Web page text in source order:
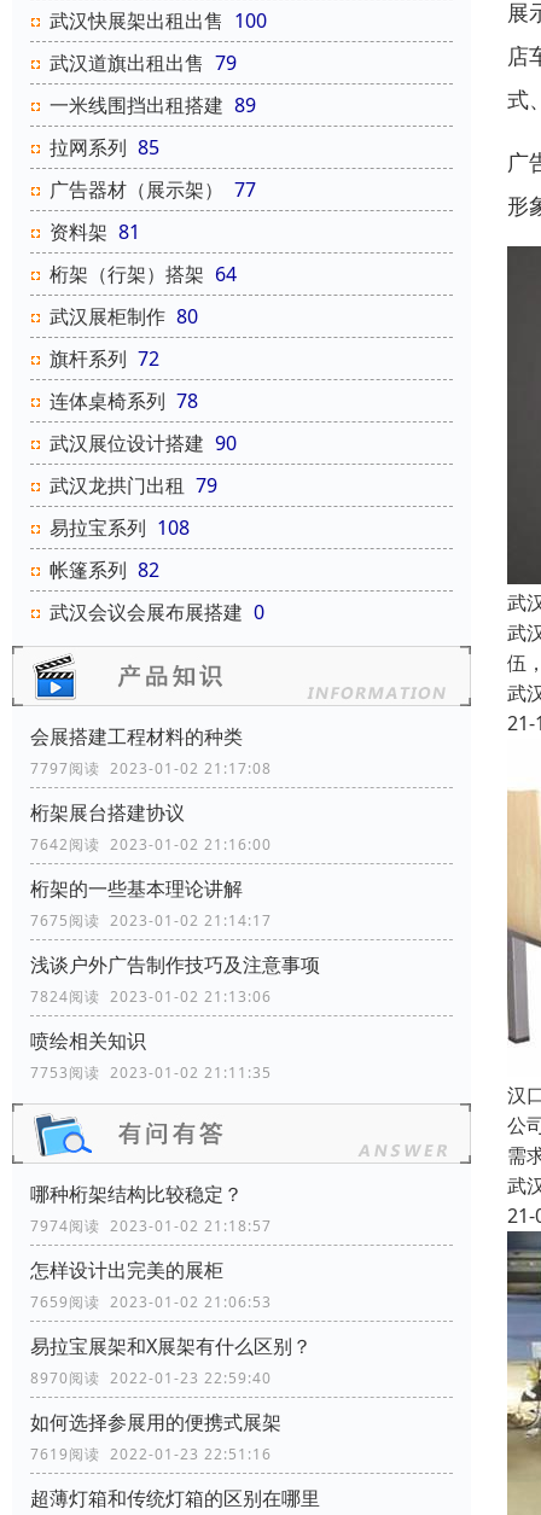
武汉快展架出租出售 100
武汉道旗出租出售 79
一米线围挡出租搭建 89
拉网系列 85
广告器材（展示架）
77
资料架 81
桁架（行架）搭架 64
武汉展柜制作 80
旗杆系列 72
连体桌椅系列 78
武汉展位设计搭建 90
武汉龙拱门出租 79
易拉宝系列 108
帐篷系列 82
武汉会议会展布展搭建 0
会展搭建工程材料的种类
7797阅读 2023-01-02 21:17:08
桁架展台搭建协议
7642阅读 2023-01-02 21:16:00
桁架的一些基本理论讲解
7675阅读 2023-01-02 21:14:17
浅谈户外广告制作技巧及注意事项
7824阅读 2023-01-02 21:13:06
喷绘相关知识
7753阅读 2023-01-02 21:11:35
哪种桁架结构比较稳定？
7974阅读 2023-01-02 21:18:57
怎样设计出完美的展柜
7659阅读 2023-01-02 21:06:53
易拉宝展架和X展架有什么区别？
8970阅读 2022-01-23 22:59:40
如何选择参展用的便携式展架
7619阅读 2022-01-23 22:51:16
超薄灯箱和传统灯箱的区别在哪里
展
店
式
广
形
武
武
伍
武
21-
汉
公
需
武
21-